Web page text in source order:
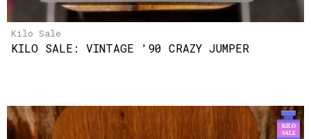
Kilo Sale
KILO SALE: VINTAGE '90 CRAZY JUMPER